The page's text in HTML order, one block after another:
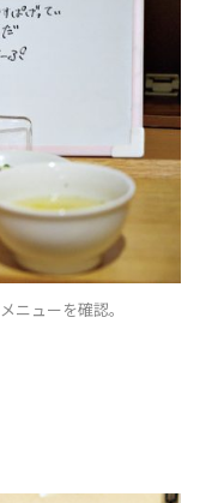
ニューを確認。